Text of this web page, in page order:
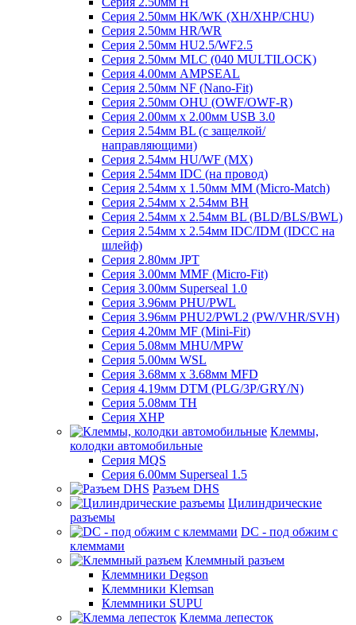
Серия 2.50мм HK/WK (XH/XHP/CHU)
Серия 2.50мм HR/WR
Серия 2.50мм HU2.5/WF2.5
Серия 2.50мм MLC (040 MULTILOCK)
Серия 4.00мм AMPSEAL
Серия 2.50мм NF (Nano-Fit)
Серия 2.50мм OHU (OWF/OWF-R)
Серия 2.00мм x 2.00мм USB 3.0
Серия 2.54мм BL (с защелкой/
направляющими)
Серия 2.54мм HU/WF (MX)
Серия 2.54мм IDC (на провод)
Серия 2.54мм х 1.50мм MM (Micro-Match)
Серия 2.54мм х 2.54мм BH
Серия 2.54мм х 2.54мм BL (BLD/BLS/BWL)
Серия 2.54мм х 2.54мм IDC/IDM (IDCC на
шлейф)
Серия 2.80мм JPT
Серия 3.00мм MMF (Micro-Fit)
Серия 3.00мм Superseal 1.0
Серия 3.96мм PHU/PWL
Серия 3.96мм PHU2/PWL2 (PW/VHR/SVH)
Серия 4.20мм MF (Mini-Fit)
Серия 5.08мм MHU/MPW
Серия 5.00мм WSL
Серия 3.68мм х 3.68мм MFD
Серия 4.19мм DTM (PLG/3P/GRY/N)
Серия 5.08мм TH
Серия XHP
Клеммы,
колодки автомобильные
Серия MQS
Серия 6.00мм Superseal 1.5
Разъем DHS
Цилиндрические
разъемы
DC - под обжим с
клеммами
Клеммный разъем
Клеммники Degson
Клеммники Klemsan
Клеммники SUPU
Клемма лепесток